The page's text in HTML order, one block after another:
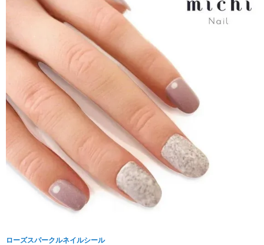
ローズスパークルネイルシール